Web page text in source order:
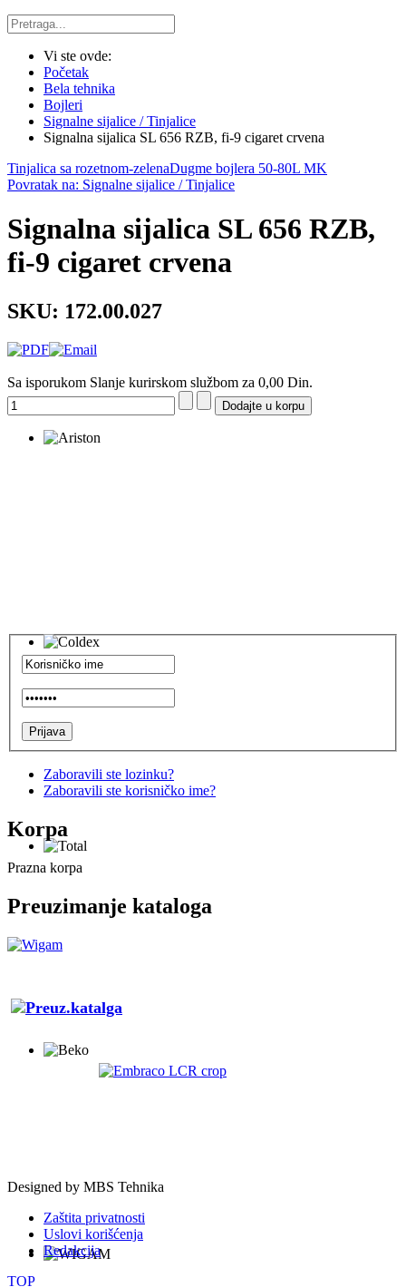
Vi ste ovde:
Početak
Bela tehnika
Bojleri
Signalne sijalice / Tinjalice
Signalna sijalica SL 656 RZB, fi-9 cigaret crvena
Tinjalica sa rozetnom-zelenaDugme bojlera 50-80L MK
Povratak na: Signalne sijalice / Tinjalice
Signalna sijalica SL 656 RZB,
fi-9 cigaret crvena
SKU: 172.00.027
Sa isporukom Slanje kurirskom službom za 0,00 Din.
Zaboravili ste lozinku?
Zaboravili ste korisničko ime?
Korpa
Prazna korpa
Preuzimanje kataloga
Designed by MBS Tehnika
Zaštita privatnosti
Uslovi korišćenja
Redakcija
TOP